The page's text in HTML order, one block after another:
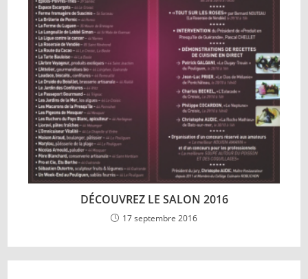
DÉCOUVREZ LE SALON 2016
17 septembre 2016